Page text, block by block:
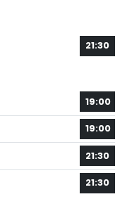
21:30
19:00
19:00
21:30
21:30